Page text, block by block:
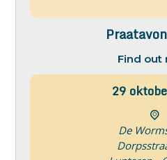
Find out
29
De